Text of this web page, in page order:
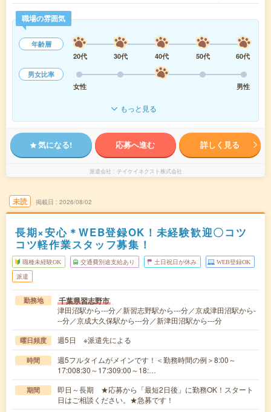
職場の雰囲気
年齢層
20代
30代 40代 50代
60代
男女比率
女性
男性
もっと見る
気になる! 応募へ進む 詳しく見る
派遣会社 テイケイネクスト株式会社
未読 掲載日 2026/08/02
長期×安心＊WEB登録OK！未経験歓迎〇コツ
コツ軽作業スタッフ募集！
職種未経験OK 交通費別途支給あり 土日祝日が休み WEB登録OK
派遣
勤務地 千葉県習志野市
津田沼駅から---分／新習志野駅から---分／京成津田沼駅から-
--分／京成大久保駅から---分／新津田沼駅から---分
曜日頻度 週5日 ※派遣先による
時間
週5フルタイムがメインです！＜勤務時間の例＞8:00～
17:008:30～17:309:00～18:…
期間
即日～長期 ★応募から「最短2日後」に勤務OK！スタート
日はご相談ください。★急募です！